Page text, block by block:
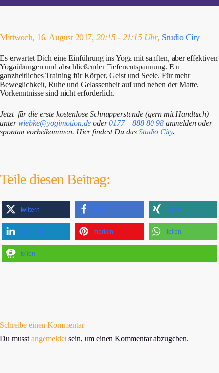
Mittwoch, 16. August 2017, 20:15 - 21:15 Uhr, Studio City
Es erwartet Dich eine Einführung ins Yoga mit sanften, aber effektiven
Yogaübungen und abschließender Tiefenentspannung. Ein
ganzheitliches Training für Körper, Geist und Seele. Für mehr
Beweglichkeit, Ruhe und Gelassenheit auf und neben der Matte.
Vorkenntnisse sind nicht erforderlich.
Jetzt für die erste kostenlose Schnupperstunde (gern mit Handtuch)
unterwiebke@yogimotion.de oder0177 – 888 80 98 anmelden oder
spontan vorbeikommen. Hier findest Du das Studio City.
Teile diesen Beitrag:
twittern teilen teilen
mitteilen merken teilen
teilen
Schreibe einen Kommentar
Du musst angemeldet sein, um einen Kommentar abzugeben.